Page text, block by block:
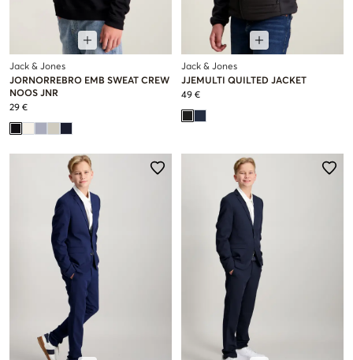
Jack & Jones
JORNORREBRO EMB SWEAT CREW
NOOS JNR
29 €
Jack & Jones
JJEMULTI QUILTED JACKET
49 €